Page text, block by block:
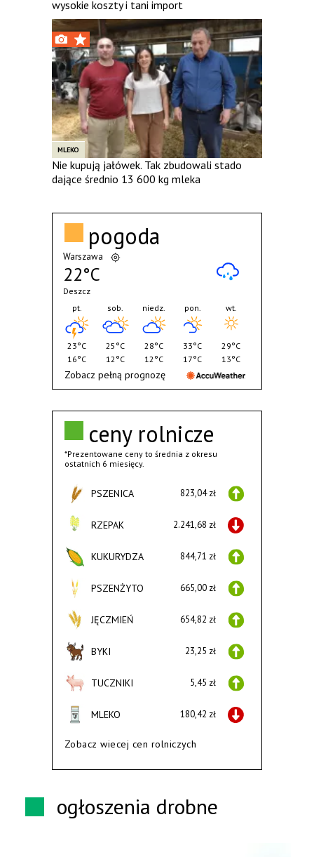
wysokie koszty i tani import
MLEKO
Nie kupują jałówek. Tak zbudowali stado
dające średnio 13 600 kg mleka
ceny rolnicze
*Prezentowane ceny to średnia z okresu
ostatnich 6 miesięcy.
PSZENICA 823,04 zł
RZEPAK 2.241,68 zł
KUKURYDZA 844,71 zł
PSZENŻYTO 665,00 zł
JĘCZMIEŃ 654,82 zł
BYKI 23,25 zł
TUCZNIKI 5,45 zł
MLEKO 180,42 zł
Zobacz wiecej cen rolniczych
pogoda
Warszawa
22°C
Deszcz
pt.
23°C
16°C
sob.
25°C
12°C
niedz.
28°C
12°C
pon.
33°C
17°C
wt.
29°C
13°C
Zobacz pełną prognozę
ogłoszenia drobne